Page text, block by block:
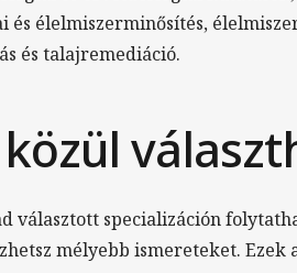
élelmiszerminősítés,
és talajremediáció.
választott specializáción
mélyebb ismereteket. Ezek